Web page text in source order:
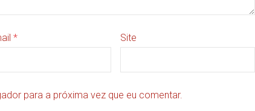
* Site
para a próxima vez que eu comentar.